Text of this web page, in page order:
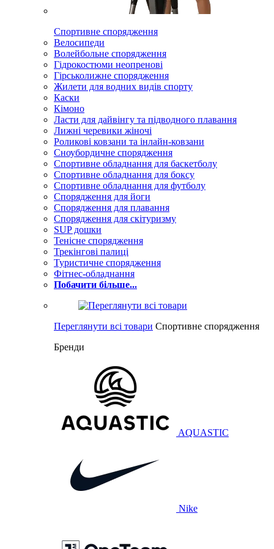
Спортивне спорядження
Велосипеди
Волейбольне спорядження
Гідрокостюми неопренові
Гірськолижне спорядження
Жилети для водних видів спорту
Каски
Кімоно
Ласти для дайвінгу та підводного плавання
Лижні черевики жіночі
Роликові ковзани та інлайн-ковзани
Сноубордичне спорядження
Спортивне обладнання для баскетболу
Спортивне обладнання для боксу
Спортивне обладнання для футболу
Спорядження для йоги
Спорядження для плавання
Спорядження для скітуризму
SUP дошки
Тенісне спорядження
Трекінгові палиці
Туристичне спорядження
Фітнес-обладнання
Побачити більше...
Переглянути всі товари Спортивне спорядження
Бренди
AQUASTIC
Nike